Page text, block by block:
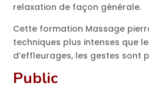
relaxation de façon générale.
Cette formation Massage
techniques plus intenses que
d’effleurages, les gestes sont
Public